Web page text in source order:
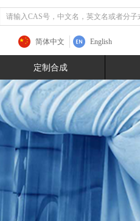
简体中文 English
定制合成